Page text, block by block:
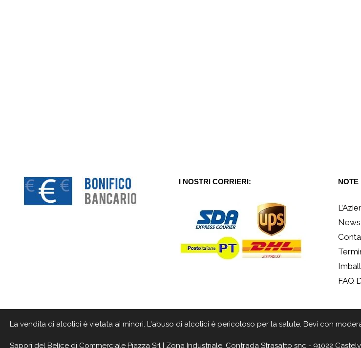
I NOSTRI CORRIERI: NOTE
News
FAQ
La vendita di alcolici è vietata ai minori. L'abuso di alcolici è pericoloso per la salute. Bevi con
Sapori del Belìce di Commerciale Piazza Srl | Zona Industriale, Contrada Strasatto snc - 91022